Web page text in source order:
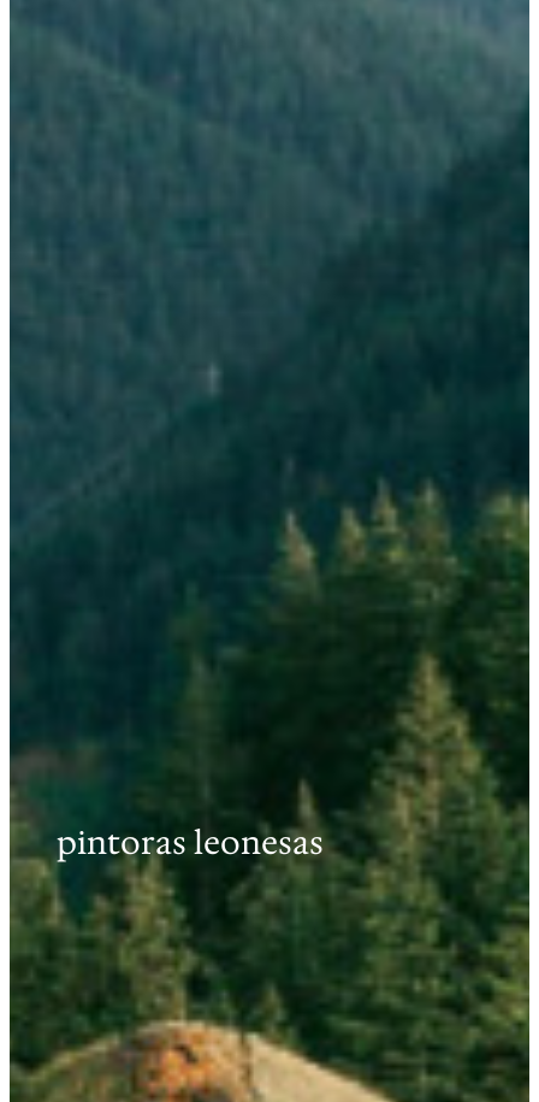
pintoras leonesas